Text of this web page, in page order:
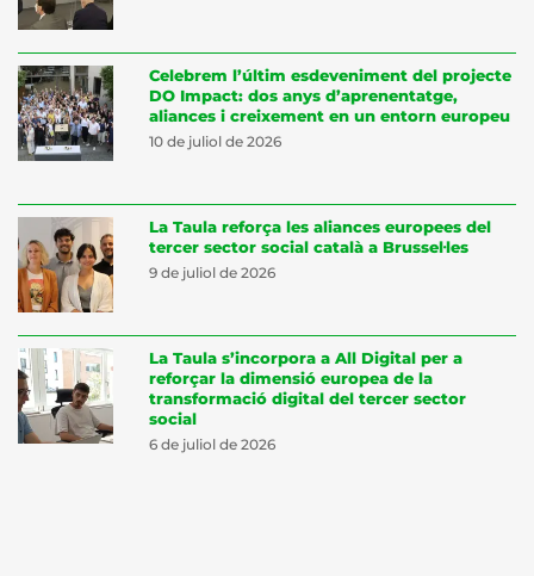
Celebrem l’últim esdeveniment del projecte
DO Impact: dos anys d’aprenentatge,
aliances i creixement en un entorn europeu
10 de juliol de 2026
La Taula reforça les aliances europees del
tercer sector social català a Brussel·les
9 de juliol de 2026
La Taula s’incorpora a All Digital per a
reforçar la dimensió europea de la
transformació digital del tercer sector
social
6 de juliol de 2026